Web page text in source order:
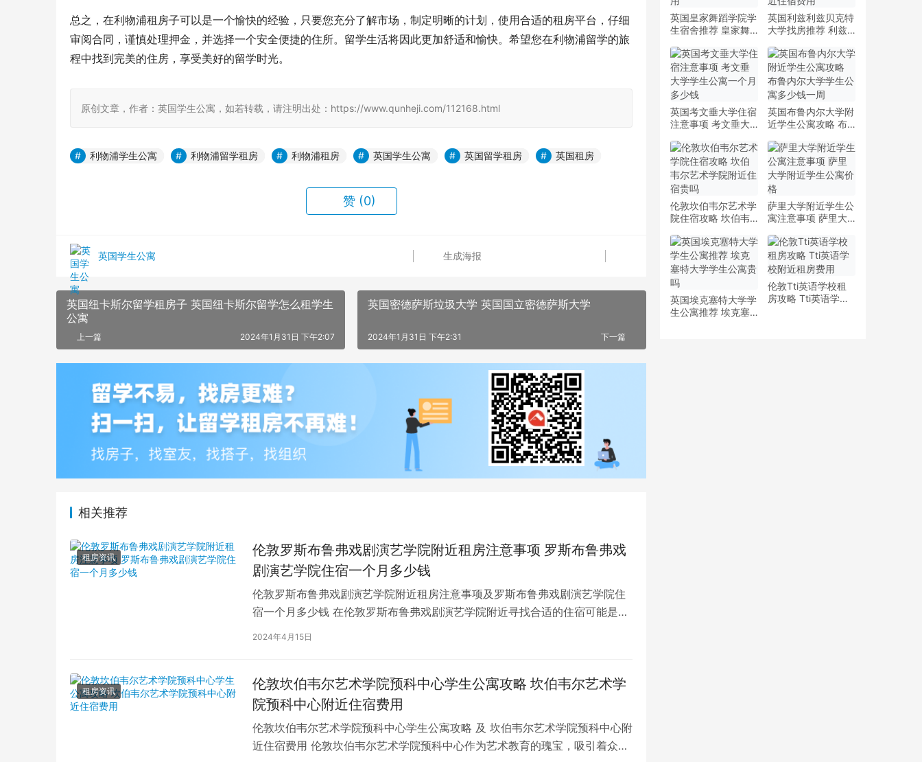
总之，在利物浦租房子可以是一个愉快的经验，只要您充分了解市场，制定明晰的计划，使用合适的租房平台，仔细
审阅合同，谨慎处理押金，并选择一个安全便捷的住所。留学生活将因此更加舒适和愉快。希望您在利物浦留学的旅
程中找到完美的住房，享受美好的留学时光。
原创文章，作者：英国学生公寓，如若转载，请注明出处：https://www.qunheji.com/112168.html
利物浦学生公寓 利物浦留学租房 利物浦租房 英国学生公寓 英国留学租房 英国租房
赞 (0)
英国学生公寓 生成海报
英国纽卡斯尔留学租房子 英国纽卡斯尔留学怎么租学生
公寓
上一篇 2024年1月31日 下午2:07
英国密德萨斯垃圾大学 英国国立密德萨斯大学
下一篇
2024年1月31日 下午2:31
相关推荐
租房资讯
伦敦罗斯布鲁弗戏剧演艺学院附近租房注意事项 罗斯布鲁弗戏
剧演艺学院住宿一个月多少钱
伦敦罗斯布鲁弗戏剧演艺学院附近租房注意事项及罗斯布鲁弗戏剧演艺学院住
宿一个月多少钱 在伦敦罗斯布鲁弗戏剧演艺学院附近寻找合适的住宿可能是留
学生活中的一项关键任务。为了帮助您顺利完成…
2024年4月15日
租房资讯
伦敦坎伯韦尔艺术学院预科中心学生公寓攻略 坎伯韦尔艺术学
院预科中心附近住宿费用
伦敦坎伯韦尔艺术学院预科中心学生公寓攻略 及 坎伯韦尔艺术学院预科中心附
近住宿费用 伦敦坎伯韦尔艺术学院预科中心作为艺术教育的瑰宝，吸引着众多
英国皇家舞蹈学院学
生宿舍推荐 皇家舞
英国利兹利兹贝克特
大学找房推荐 利兹
住宿费用
英国考文垂大学住宿
注意事项 考文垂大
少钱
英国布鲁内尔大学附
近学生公寓攻略 布
多少钱一周
伦敦坎伯韦尔艺术学
院住宿攻略 坎伯韦
贵吗
萨里大学附近学生公
寓注意事项 萨里大
英国埃克塞特大学学
生公寓推荐 埃克塞
伦敦Tti英语学校租
房攻略 Tti英语学校